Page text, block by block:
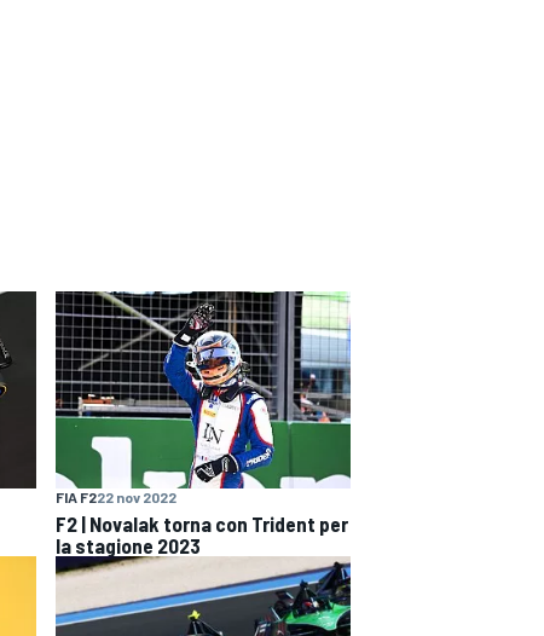
FIA F222 nov 2022
F2 | Novalak torna con Trident per
la stagione 2023